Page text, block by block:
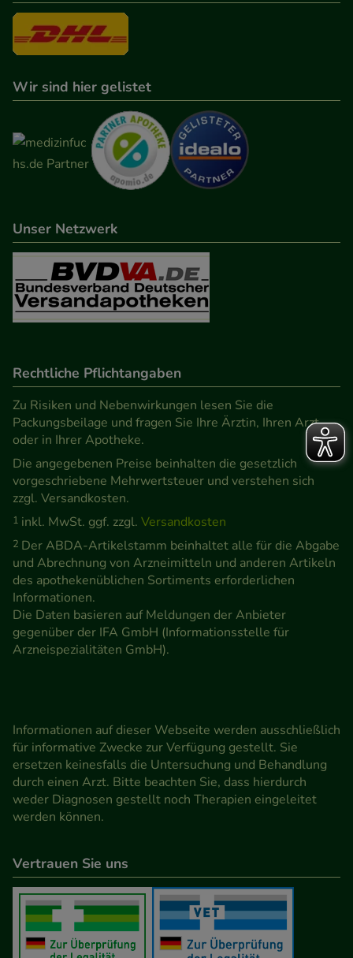
Wir sind hier gelistet
Unser Netzwerk
Rechtliche Pflichtangaben
Zu Risiken und Nebenwirkungen lesen Sie die
Packungsbeilage und fragen Sie Ihre Ärztin, Ihren Arzt
oder in Ihrer Apotheke.
Die angegebenen Preise beinhalten die gesetzlich
vorgeschriebene Mehrwertsteuer und verstehen sich
zzgl. Versandkosten.
1 inkl. MwSt. ggf. zzgl. Versandkosten
2 Der ABDA-Artikelstamm beinhaltet alle für die Abgabe
und Abrechnung von Arzneimitteln und anderen Artikeln
des apothekenüblichen Sortiments erforderlichen
Informationen.
Die Daten basieren auf Meldungen der Anbieter
gegenüber der IFA GmbH (Informationsstelle für
Arzneispezialitäten GmbH).
Informationen auf dieser Webseite werden ausschließlich
für informative Zwecke zur Verfügung gestellt. Sie
ersetzen keinesfalls die Untersuchung und Behandlung
durch einen Arzt. Bitte beachten Sie, dass hierdurch
weder Diagnosen gestellt noch Therapien eingeleitet
werden können.
Vertrauen Sie uns